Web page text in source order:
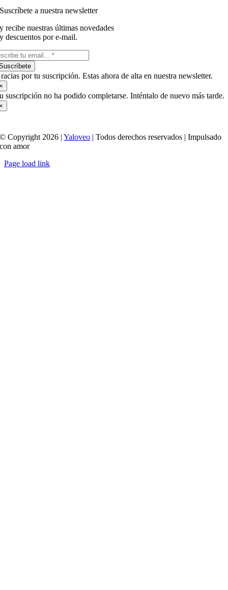
Suscríbete a nuestra newsletter
y recibe nuestras últimas novedades
y descuentos por e-mail.
por tu suscripción. Estas ahora de alta en nuestra newsletter.
suscripción no ha podido completarse. Inténtalo de nuevo más tarde.
© Copyright 2026 |Yaloveo | Todos derechos reservados | Impulsado
con amor
Page load link